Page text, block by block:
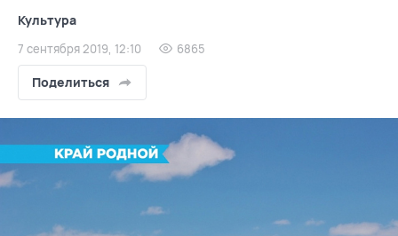
Культура
7 сентября 2019, 12:10 6865
Поделиться